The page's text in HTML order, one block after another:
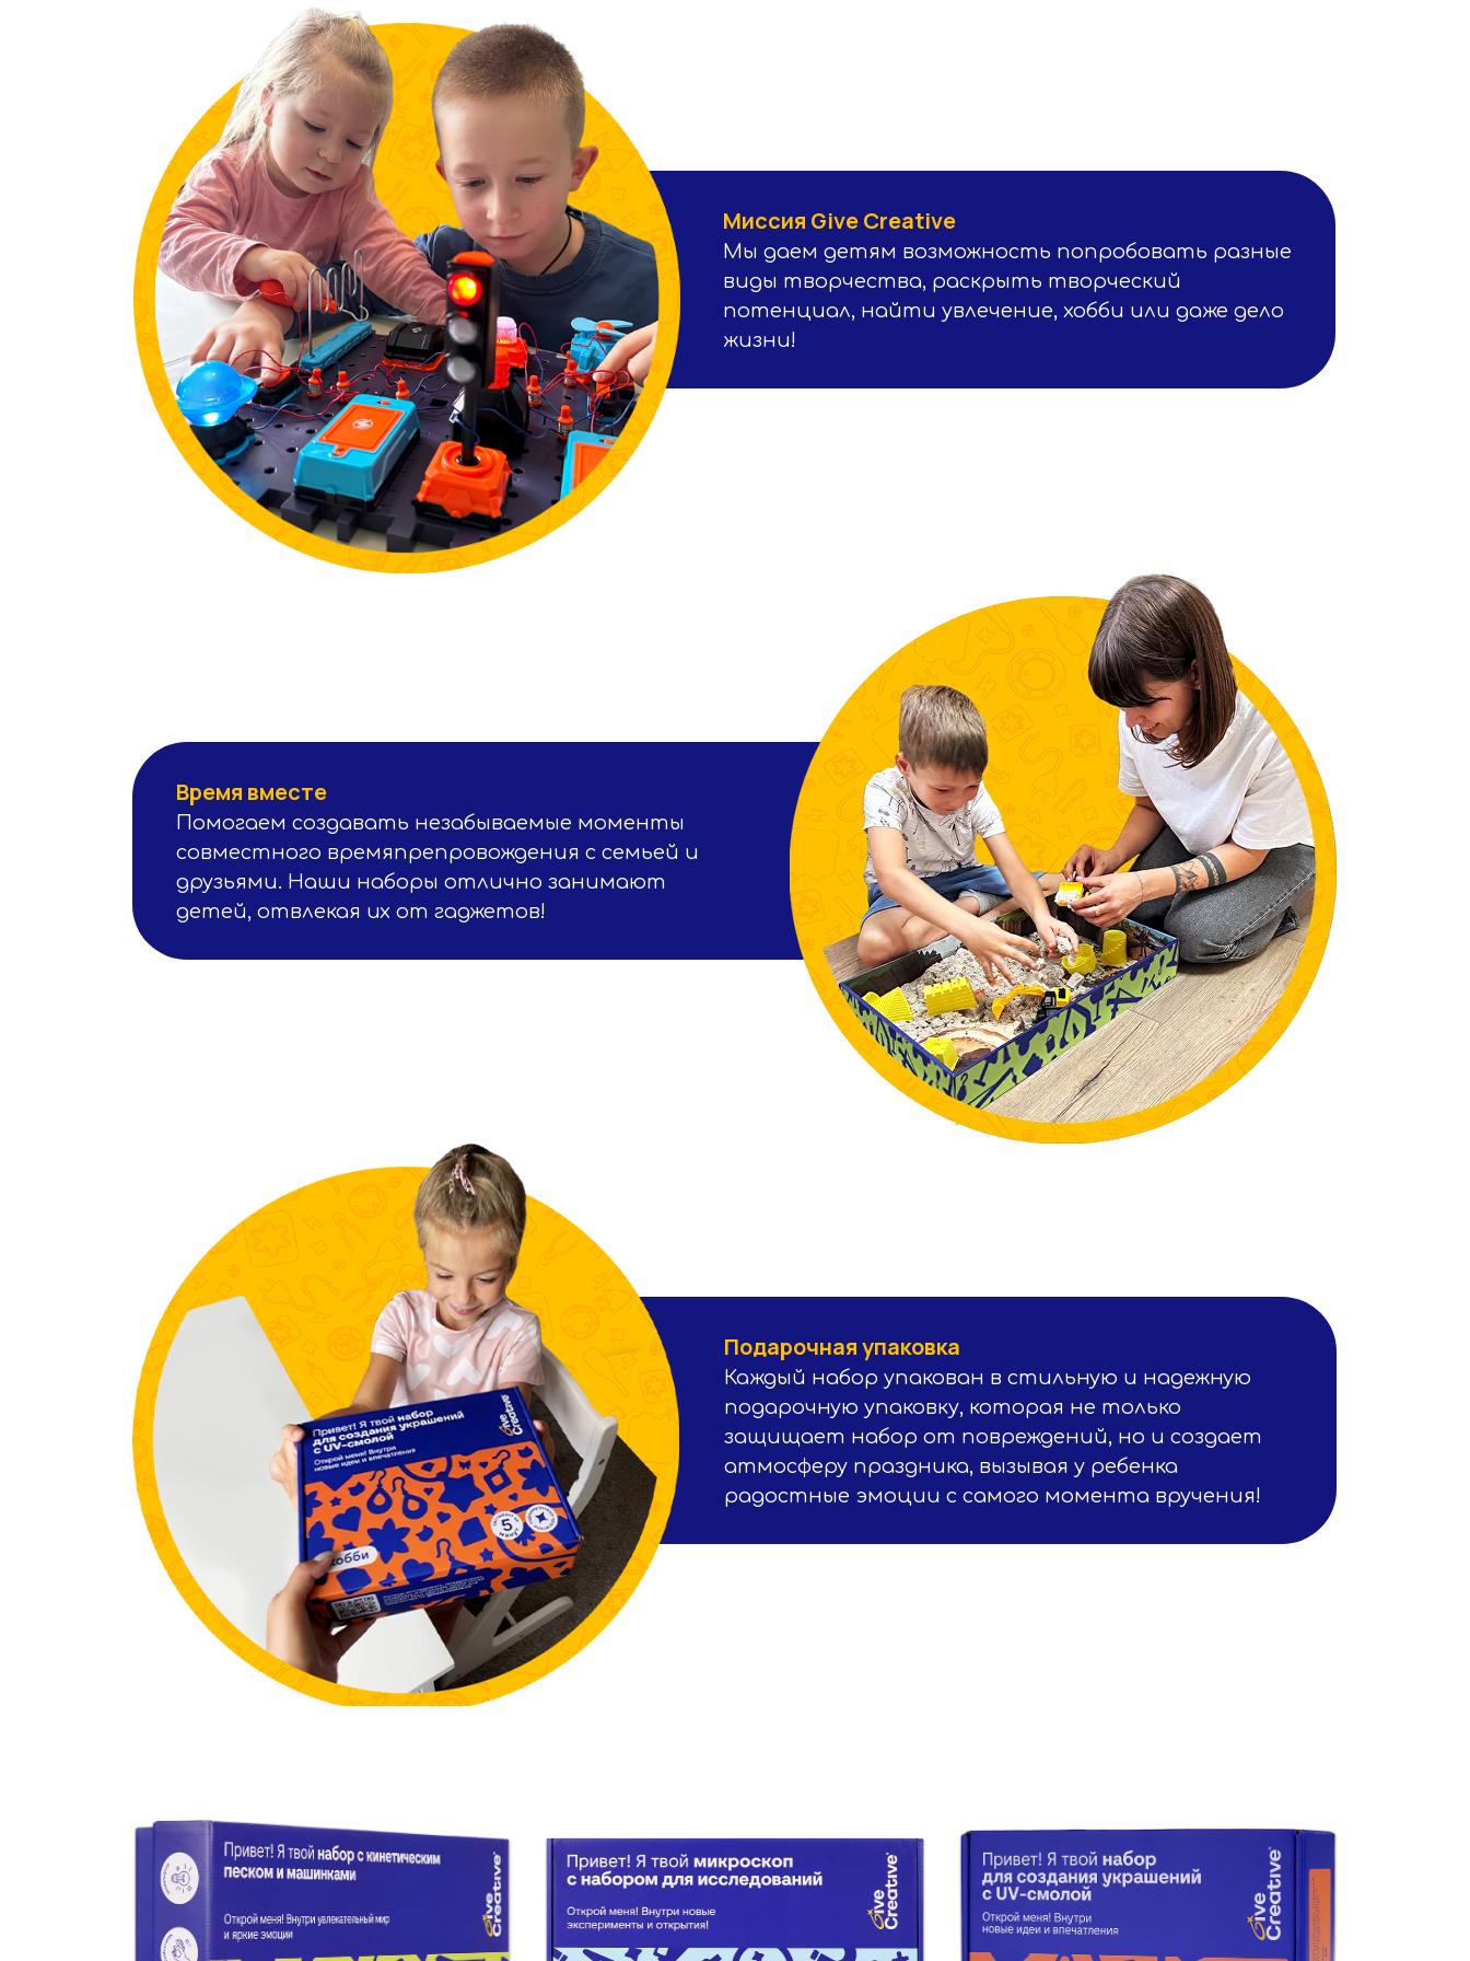
Миссия Give Сreative
Мы даем детям возможность попробовать разные
виды творчества, раскрыть творческий
потенциал, найти увлечение, хобби или даже дело
жизни!
Время вместе
Помогаем создавать незабываемые моменты
совместного времяпрепровождения с семьей и
друзьями. Наши наборы отлично занимают
детей, отвлекая их от гаджетов!
Подарочная упаковка
Каждый набор упакован в стильную и надежную
подарочную упаковку, которая не только
защищает набор от повреждений, но и создает
атмосферу праздника, вызывая у ребенка
радостные эмоции с самого момента вручения!